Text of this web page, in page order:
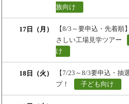
族向け
17日（月）
【8/3～要申込・先着
さしい工場見学ツアー
け
18日（火）
【7/23～8/3要申込・抽
プ！
子ども向け